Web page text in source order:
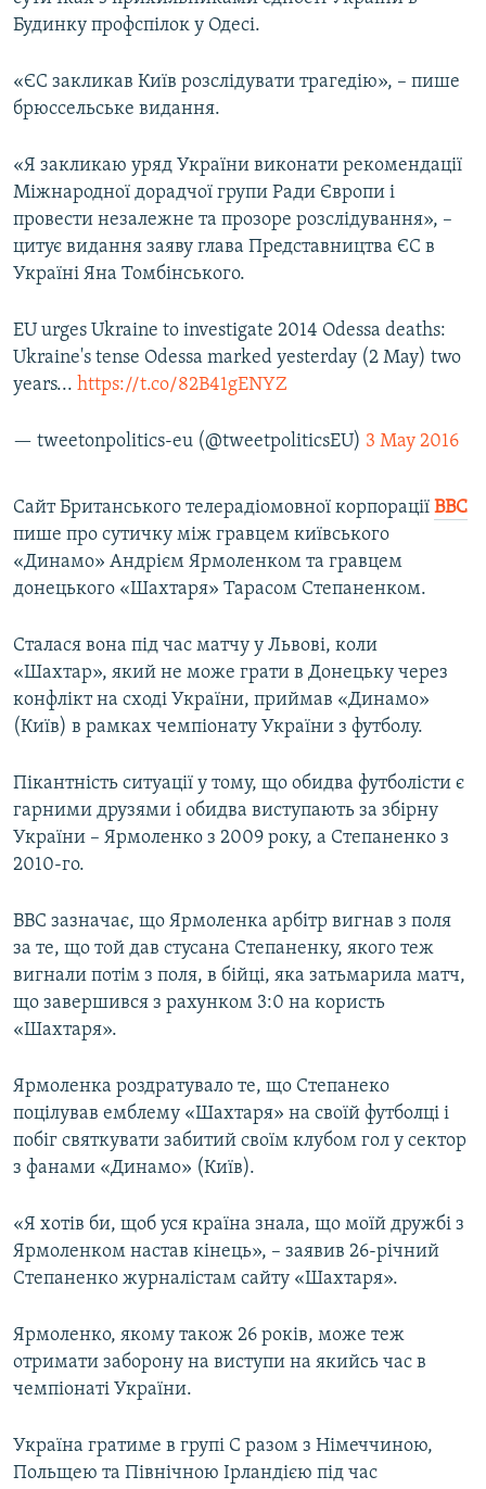
Будинку профспілок у Одесі.
«ЄС закликав Київ розслідувати трагедію», – пише
брюссельське видання.
«Я закликаю уряд України виконати рекомендації
Міжнародної дорадчої групи Ради Європи і
провести незалежне та прозоре розслідування», –
цитує видання заяву глава Представництва ЄС в
Україні Яна Томбінського.
EU urges Ukraine to investigate 2014 Odessa deaths:
Ukraine's tense Odessa marked yesterday (2 May) two
years... https://t.co/82B41gENYZ
— tweetonpolitics-eu (@tweetpoliticsEU) 3 May 2016
Сайт Британського телерадіомовної корпорації ВВС
пише про сутичку між гравцем київського
«Динамо» Андрієм Ярмоленком та гравцем
донецького «Шахтаря» Тарасом Степаненком.
Сталася вона під час матчу у Львові, коли
«Шахтар», який не може грати в Донецьку через
конфлікт на сході України, приймав «Динамо»
(Київ) в рамках чемпіонату України з футболу.
Пікантність ситуації у тому, що обидва футболісти є
гарними друзями і обидва виступають за збірну
України – Ярмоленко з 2009 року, а Степаненко з
2010-го.
ВВС зазначає, що Ярмоленка арбітр вигнав з поля
за те, що той дав стусана Степаненку, якого теж
вигнали потім з поля, в бійці, яка затьмарила матч,
що завершився з рахунком 3:0 на користь
«Шахтаря».
Ярмоленка роздратувало те, що Степанеко
поцілував емблему «Шахтаря» на своїй футболці і
побіг святкувати забитий своїм клубом гол у сектор
з фанами «Динамо» (Київ).
«Я хотів би, щоб уся країна знала, що моїй дружбі з
Ярмоленком настав кінець», – заявив 26-річний
Степаненко журналістам сайту «Шахтаря».
Ярмоленко, якому також 26 років, може теж
отримати заборону на виступи на якийсь час в
чемпіонаті України.
Україна гратиме в групі С разом з Німеччиною,
Польщею та Північною Ірландією під час